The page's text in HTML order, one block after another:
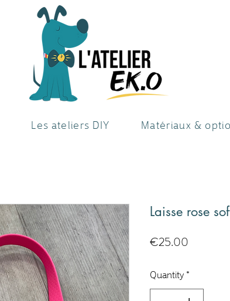
Les ateliers DIY Matériaux &
Laisse rose
€25.00
Quantity*